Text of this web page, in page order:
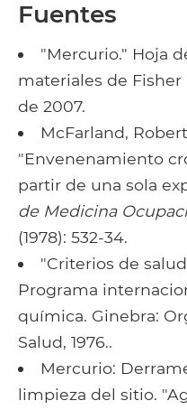
Fuentes
"Mercurio." Hoja
materiales de Fisher
de 2007.
McFarland,
"Envenenamiento
partir de una sola
de Medicina
(1978): 532-34.
"Criterios de
Programa
química. Ginebra:
Salud, 1976..
Mercurio:
limpieza del sitio.